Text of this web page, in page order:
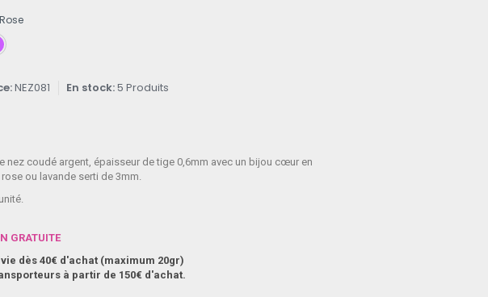
Rose
NEZ081 En stock 5 Produits
nez coudé argent, épaisseur de tige 0,6mm avec un bijou cœur en
ou lavande serti de 3mm.
GRATUITE
dès 40€ d'achat (maximum 20gr)
à partir de 150€ d'achat.